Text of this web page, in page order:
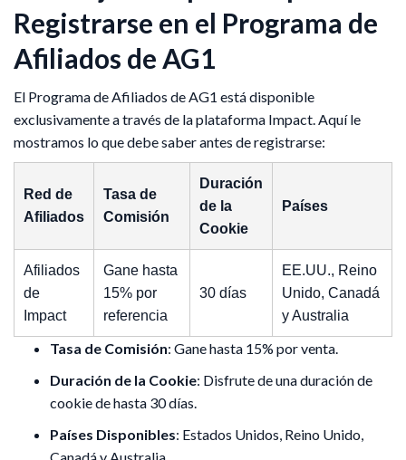
Registrarse en el Programa de
Afiliados de AG1
El Programa de Afiliados de AG1 está disponible
exclusivamente a través de la plataforma Impact. Aquí le
mostramos lo que debe saber antes de registrarse:
Red de
Afiliados
Tasa de
Comisión
Duración
de la
Cookie
Países
Afiliados
de
Impact
Gane hasta
15% por
referencia
30 días
EE.UU., Reino
Unido, Canadá
y Australia
Tasa de Comisión: Gane hasta 15% por venta.
Duración de la Cookie: Disfrute de una duración de
cookie de hasta 30 días.
Países Disponibles: Estados Unidos, Reino Unido,